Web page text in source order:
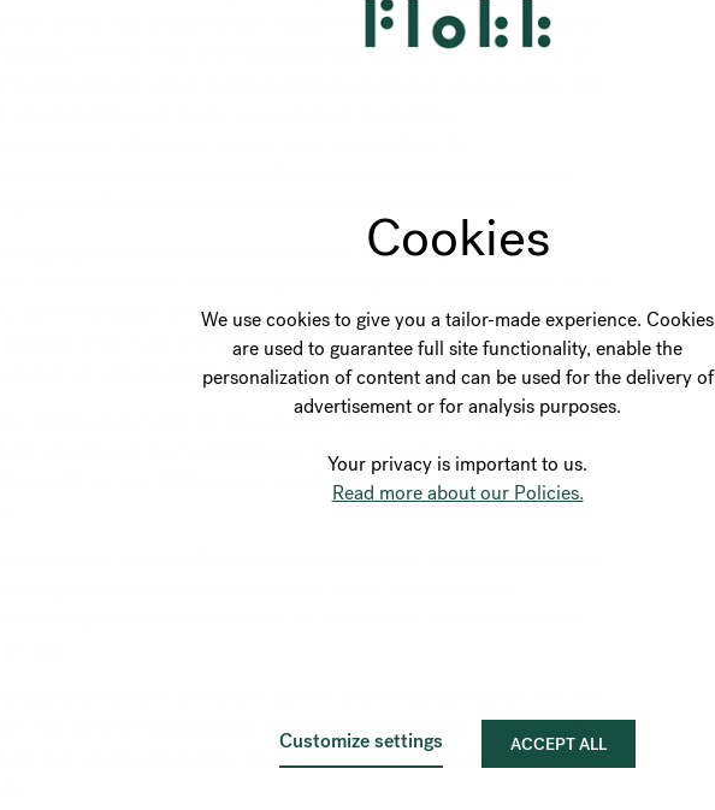
Cookies
We use cookies to give you a tailor-made experience. Cookies
are used to guarantee full site functionality, enable the
personalization of content and can be used for the delivery of
advertisement or for analysis purposes.
Your privacy is important to us.
Read more about our Policies.
Customize settings ACCEPT ALL
de omtrek van de plattegrond, naast twee vergaderzalen. Een centrale
met een reeks gemeenschappelijke ruimten die de kern van de
zijn vanuit de privékantoren. Ze bieden een natuurlijke plek
komen tijdens de lunch, voor informele gesprekken,
en andere taken waar minder focus voor nodig is. De
kantoren en de gemeenschappelijke ruimten zijn voorzien van grote
natuurlijk licht in het centrum van het gebouw toe te laten.
ruimten was van groot belang, zodat ze gemakkelijk
om het netwerken en de bedrijfsoverschrijdende communicatie die de
aan te moedigen. De kantoren delen ook een keuken, een printerruimte
areas' waar geïmproviseerde en ongeplande vergaderingen
en samenwerking te bevorderen.
criteria als het ging om alle aspecten van het project - hoge kwaliteit,
dit omvatte ook de meubilairkeuze. Na een rigoureus selectieproces
AS om met Flokk samen te werken om de beste oplossingen te
werden HÅG Creed stoelen gekozen - een stoel die slimme
combineert met een hoog niveau van comfort en
is ideaal wanneer de stoelen door meerdere mensen
dag.
ingericht met HÅG Excellence stoelen, zowel ergonomisch als met een
voor directievergaderingen. De kleinere vergaderzaal werd ingericht
met een meer huiselijke en ontspannen uitstraling, perfect voor